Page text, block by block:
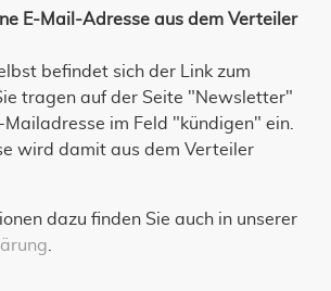
E-Mail-Adresse aus dem Verteiler
befindet sich der Link zum
tragen auf der Seite "Newsletter"
Mailadresse im Feld "kündigen" ein.
wird damit aus dem Verteiler
dazu finden Sie auch in unserer